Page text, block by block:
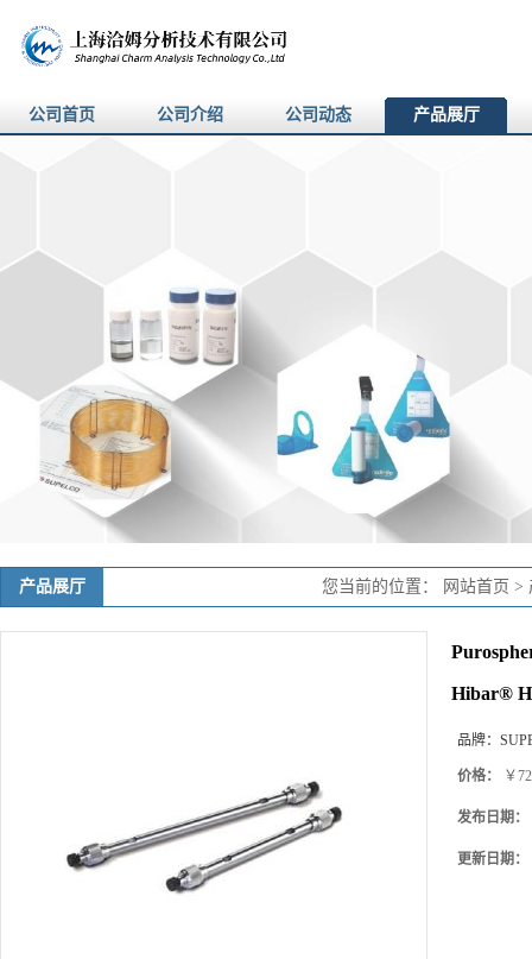
公司首页 公司介绍 公司动态 产品展厅
产品展厅 您当前的位置： 网站首页 >
Hibar®
品牌：
价格： ￥
发布日期：
更新日期：